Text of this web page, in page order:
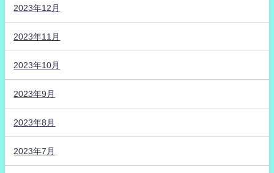
2023年12月
2023年11月
2023年10月
2023年9月
2023年8月
2023年7月